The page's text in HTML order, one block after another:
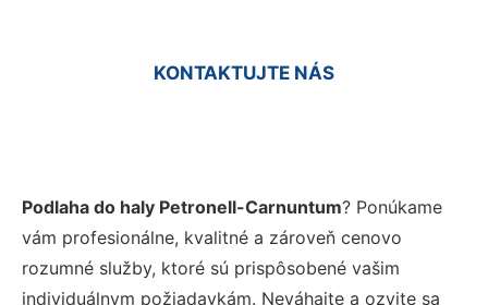
KONTAKTUJTE NÁS
Podlaha do haly Petronell-Carnuntum? Ponúkame
vám profesionálne, kvalitné a zároveň cenovo
rozumné služby, ktoré sú prispôsobené vašim
individuálnym požiadavkám. Neváhajte a ozvite sa